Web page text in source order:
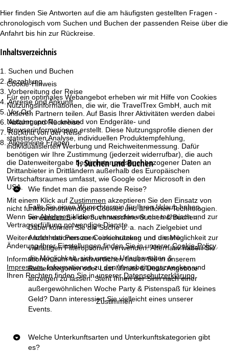
Cookie-Hinweis
Für ein optimales Webangebot erheben wir mit Hilfe von Cookies
Nutzungsinformationen, die wir, die TravelTrex GmbH, auch mit
unseren Partnern teilen. Auf Basis Ihrer Aktivitäten werden dabei
Nutzungsprofile anhand von Endgeräte- und
Browserinformationen erstellt. Diese Nutzungsprofile dienen der
statistischen Analyse, individuellen Produktempfehlung,
individualisierten Werbung und Reichweitenmessung. Dafür
benötigen wir Ihre Zustimmung (jederzeit widerrufbar), die auch
die Datenweitergabe bestimmter personenbezogener Daten an
Drittanbieter in Drittländern außerhalb des Europäischen
Wirtschaftsraumes umfasst, wie Google oder Microsoft in den
USA.
Mit einem Klick aufZustimmen akzeptieren Sie den Einsatz von
nicht funktionsnotwendigen Cookies und ähnlichen Technologien.
Wenn SieAblehnenklicken, verwenden wir nur technisch und zur
Vertragserfüllung notwendige Dienste.
Weitere Informationen zur Cookienutzung und die Möglichkeit zur
Änderung Ihrer Einstellungen finden Sie in unsererCookie-Policy
Informationen zum Verantwortlichen finden Sie in unserem
Impressum. Informationen zu den Verarbeitungszwecken und
Ihren Rechten finden Sie in unserer Datenschutzerklärung
Zustimmen
r
t
s
e
i
t
e
Hier finden Sie Antworten auf die am häufigsten gestellten Fragen -
chronologisch vom Suchen und Buchen der passenden Reise über die
Anfahrt bis hin zur Rückreise.
Inhaltsverzeichnis
Suchen und Buchen
Bezahlung
Vorbereitung der Reise
Anreise und Ankunft
Vor Ort
Abfahrt und Rückreise
Rücktritt von der Reise
Allgemeine Fragen
1. Suchen und Buchen
Wie findet man die passende Reise?
Falls Sie einen Wunschtermin für Ihren Urlaub haben,
verwenden Sie die SuchmaschineSuchen & Buchen.
Dabei können Sie die Suche u. a. nach Zielgebiet und
Anzahl der Personen einschränken und unsere
vielfältigen Filteroptionen verwenden. Alternativ haben Sie
die Möglichkeit, sich unsereUrlaubswelten &
ReisekategorienoderLast-Minute & DealsAngebote
anzeigen zu lassen. Steht Ihnen der Sinn nach einer
außergewöhnlichen Woche Party & Pistenspaß für kleines
Geld? Dann interessiert Sie vielleicht eines unserer
Events
Welche Unterkunftsarten und Unterkunftskategorien gibt
es?